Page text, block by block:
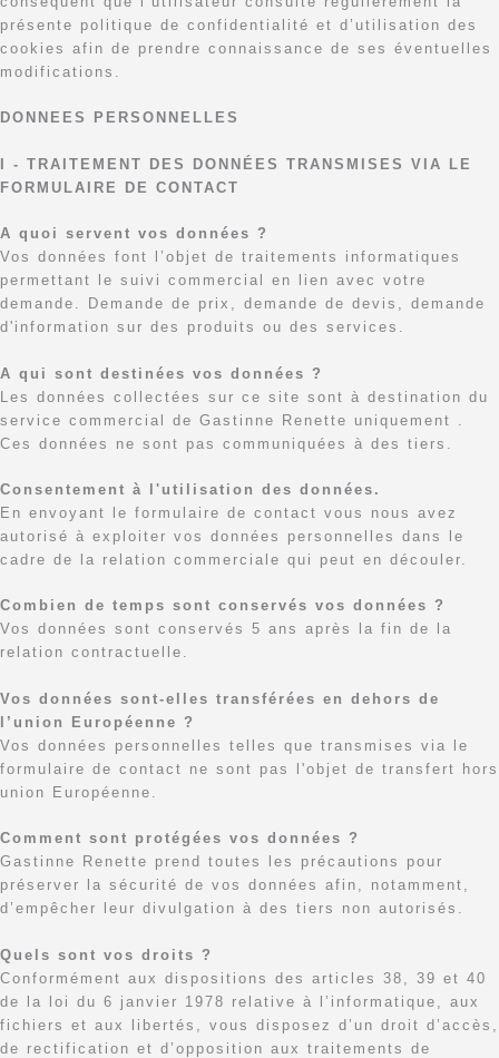
présente politique de confidentialité et d’utilisation des
cookies afin de prendre connaissance de ses éventuelles
modifications.
DONNEES PERSONNELLES
I - TRAITEMENT DES DONNÉES TRANSMISES VIA LE
FORMULAIRE DE CONTACT
A quoi servent vos données ?
Vos données font l’objet de traitements informatiques
permettant le suivi commercial en lien avec votre
demande. Demande de prix, demande de devis, demande
d'information sur des produits ou des services.
A qui sont destinées vos données ?
Les données collectées sur ce site sont à destination du
service commercial de Gastinne Renette uniquement .
Ces données ne sont pas communiquées à des tiers.
Consentement à l'utilisation des données.
En envoyant le formulaire de contact vous nous avez
autorisé à exploiter vos données personnelles dans le
cadre de la relation commerciale qui peut en découler.
Combien de temps sont conservés vos données ?
Vos données sont conservés 5 ans après la fin de la
relation contractuelle.
Vos données sont-elles transférées en dehors de
l’union Européenne ?
Vos données personnelles telles que transmises via le
formulaire de contact ne sont pas l'objet de transfert hors
union Européenne.
Comment sont protégées vos données ?
Gastinne Renette prend toutes les précautions pour
préserver la sécurité de vos données afin, notamment,
d’empêcher leur divulgation à des tiers non autorisés.
Quels sont vos droits ?
Conformément aux dispositions des articles 38, 39 et 40
de la loi du 6 janvier 1978 relative à l’informatique, aux
fichiers et aux libertés, vous disposez d’un droit d’accès,
de rectification et d’opposition aux traitements de